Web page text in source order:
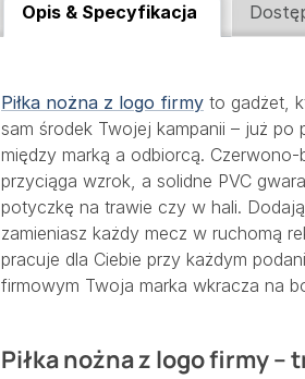
Piłka nożna z logo firmy to gadżet,
sam środek Twojej kampanii – już
między marką a odbiorcą. Czerwono-
przyciąga wzrok, a solidne PVC
potyczkę na trawie czy w hali.
zamieniasz każdy mecz w ruchomą
pracuje dla Ciebie przy każdym
firmowym Twoja marka wkracza na
Piłka nożna z logo firmy –
Opis & Specyfikacja